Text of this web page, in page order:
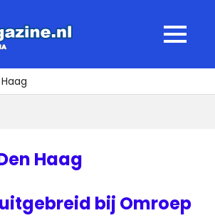
MENU
Haag
uitgebreid bij Omroep